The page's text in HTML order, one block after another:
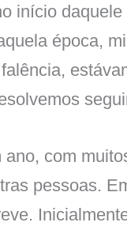
início
época,
com
pessoas.